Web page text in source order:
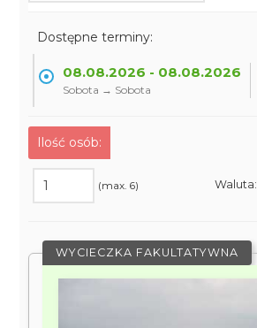
Dostępne terminy:
08.08.2026 - 08.08.2026
Sobota → Sobota
Ilość osób:
(max. 6) Waluta:
WYCIECZKA FAKULTATYWNA